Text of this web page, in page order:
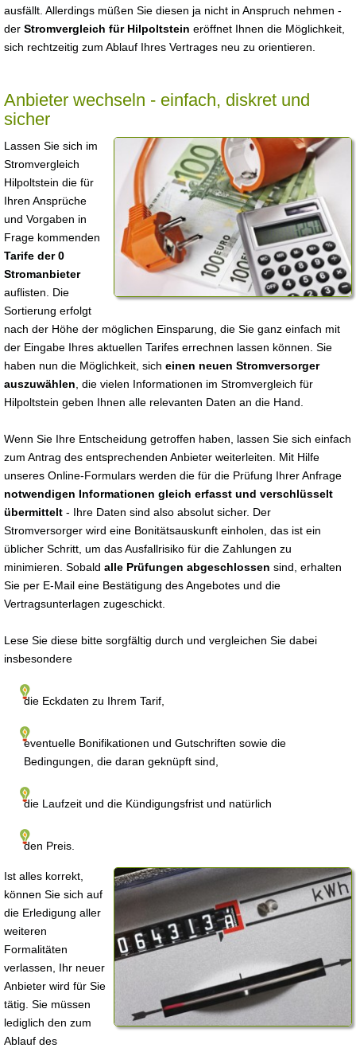
ausfällt. Allerdings müßen Sie diesen ja nicht in Anspruch nehmen -
der Stromvergleich für Hilpoltstein eröffnet Ihnen die Möglichkeit,
sich rechtzeitig zum Ablauf Ihres Vertrages neu zu orientieren.
Anbieter wechseln - einfach, diskret und
sicher
Lassen Sie sich im
Stromvergleich
Hilpoltstein die für
Ihren Ansprüche
und Vorgaben in
Frage kommenden
Tarife der 0
Stromanbieter
auflisten. Die
Sortierung erfolgt
nach der Höhe der möglichen Einsparung, die Sie ganz einfach mit
der Eingabe Ihres aktuellen Tarifes errechnen lassen können. Sie
haben nun die Möglichkeit, sich einen neuen Stromversorger
auszuwählen , die vielen Informationen im Stromvergleich für
Hilpoltstein geben Ihnen alle relevanten Daten an die Hand.
Wenn Sie Ihre Entscheidung getroffen haben, lassen Sie sich einfach
zum Antrag des entsprechenden Anbieter weiterleiten. Mit Hilfe
unseres Online-Formulars werden die für die Prüfung Ihrer Anfrage
notwendigen Informationen gleich erfasst und verschlüsselt
übermittelt - Ihre Daten sind also absolut sicher. Der
Stromversorger wird eine Bonitätsauskunft einholen, das ist ein
üblicher Schritt, um das Ausfallrisiko für die Zahlungen zu
minimieren. Sobald alle Prüfungen abgeschlossen sind, erhalten
Sie per E-Mail eine Bestätigung des Angebotes und die
Vertragsunterlagen zugeschickt.
Lese Sie diese bitte sorgfältig durch und vergleichen Sie dabei
insbesondere
die Eckdaten zu Ihrem Tarif,
eventuelle Bonifikationen und Gutschriften sowie die
Bedingungen, die daran geknüpft sind,
die Laufzeit und die Kündigungsfrist und natürlich
den Preis.
Ist alles korrekt,
können Sie sich auf
die Erledigung aller
weiteren
Formalitäten
verlassen, Ihr neuer
Anbieter wird für Sie
tätig. Sie müssen
lediglich den zum
Ablauf des